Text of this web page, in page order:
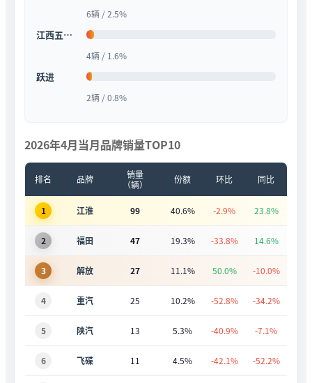
6辆 / 2.5%
江西五十铃
4辆 / 1.6%
跃进
2辆 / 0.8%
2026年4月当月品牌销量TOP10
排名 品牌
销量
（辆）
份额 环比 同比
1 江淮 99 40.6% -2.9% 23.8%
2 福田 47 19.3% -33.8% 14.6%
3 解放 27 11.1% 50.0% -10.0%
4 重汽 25 10.2% -52.8% -34.2%
5 陕汽 13 5.3% -40.9% -7.1%
6 飞碟 11 4.5% -42.1% -52.2%